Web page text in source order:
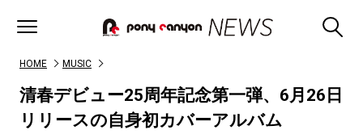
HOME MUSIC
清春デビュー25周年記念第一弾、6月26日
リリースの自身初カバーアルバム